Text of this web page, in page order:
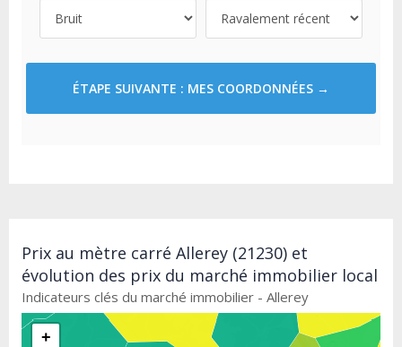
ÉTAPE SUIVANTE : MES COORDONNÉES →
Prix au mètre carré Allerey (21230) et
évolution des prix du marché immobilier local
Indicateurs clés du marché immobilier - Allerey
+